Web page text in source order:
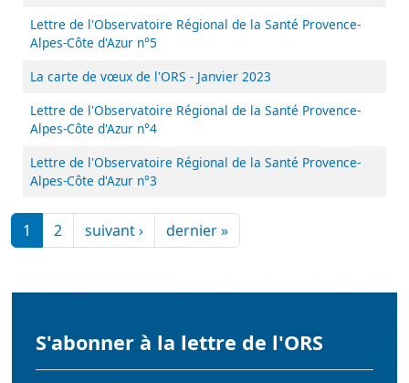
Lettre de l'Observatoire Régional de la Santé Provence-
Alpes-Côte d'Azur n°5
La carte de vœux de l'ORS - Janvier 2023
Lettre de l'Observatoire Régional de la Santé Provence-
Alpes-Côte d'Azur n°4
Lettre de l'Observatoire Régional de la Santé Provence-
Alpes-Côte d'Azur n°3
Pagination
1 2 suivant ›Page suivante
dernier »Dernière page
S'abonner à la lettre de l'ORS